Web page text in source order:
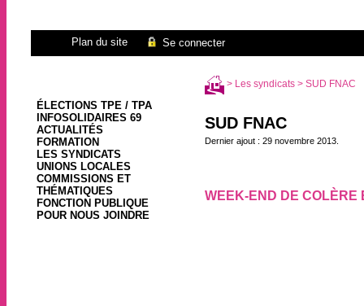
Plan du site Se connecter
ÉLECTIONS TPE / TPA
INFOSOLIDAIRES 69
ACTUALITÉS
FORMATION
LES SYNDICATS
UNIONS LOCALES
COMMISSIONS ET
THÉMATIQUES
FONCTION PUBLIQUE
POUR NOUS JOINDRE
> Les syndicats> SUD FNAC
SUD FNAC
Dernier ajout : 29 novembre 2013.
WEEK-END DE COLÈRE